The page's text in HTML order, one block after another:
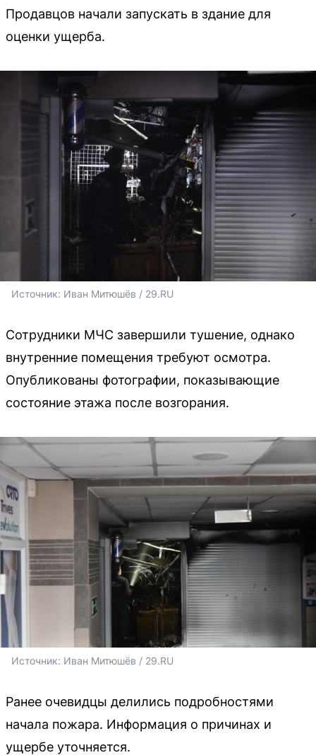
Продавцов начали запускать в здание для
оценки ущерба.
Источник: Иван Митюшёв / 29.RU
Сотрудники МЧС завершили тушение, однако
внутренние помещения требуют осмотра.
Опубликованы фотографии, показывающие
состояние этажа после возгорания.
Источник: Иван Митюшёв / 29.RU
Ранее очевидцы делились подробностями
начала пожара. Информация о причинах и
ущербе уточняется.